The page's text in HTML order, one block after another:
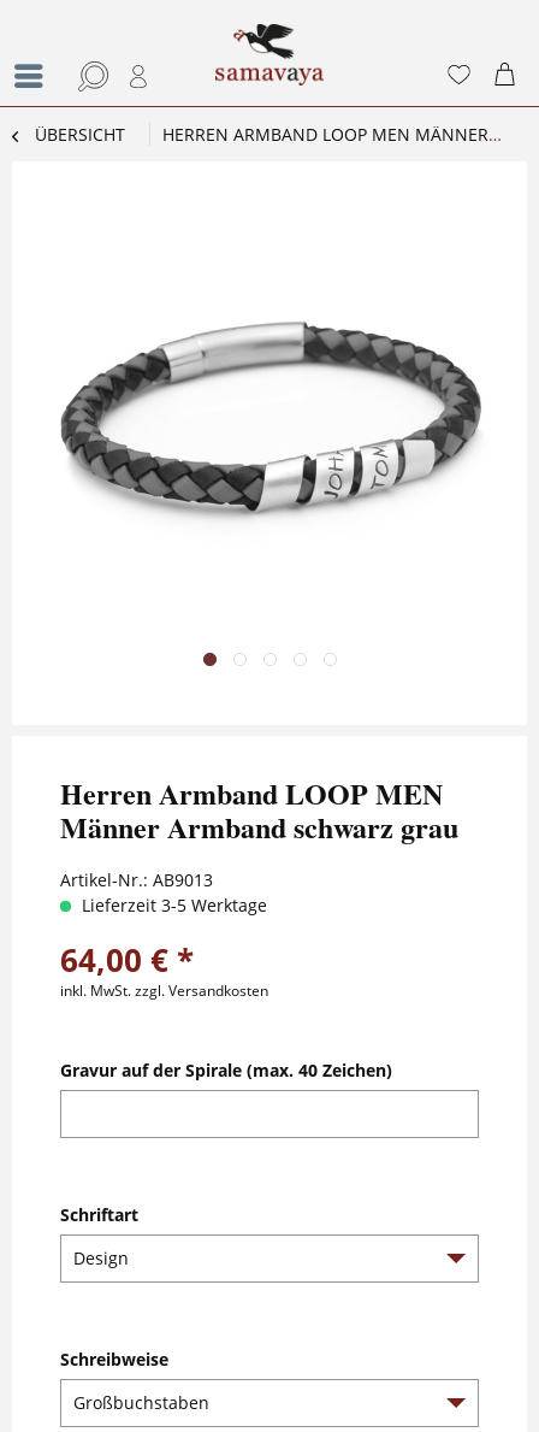
ÜBERSICHT HERREN ARMBAND LOOP MEN MÄNNER ARMBAND SCHWARZ GRAU
Herren Armband LOOP MEN
Männer Armband schwarz grau
Artikel-Nr.: AB9013
Lieferzeit 3-5 Werktage
64,00 € *
inkl. MwSt.zzgl. Versandkosten
Gravur auf der Spirale (max. 40 Zeichen)
Schriftart
Schreibweise